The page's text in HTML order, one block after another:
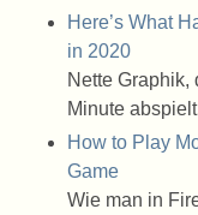
Here’s What
in 2020
Nette Graphik,
Minute
How to Play
Game
Wie man in